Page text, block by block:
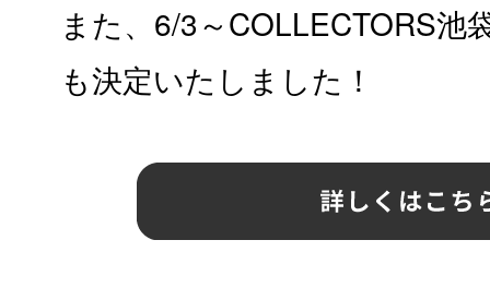
また、6/3～COLLECTORS池
も決定いたしました！